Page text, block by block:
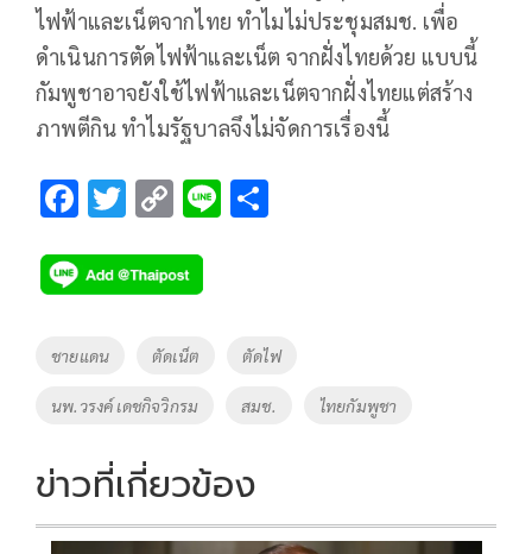
ไฟฟ้าและเน็ตจากไทย ทำไมไม่ประชุมสมช. เพื่อ
ดำเนินการตัดไฟฟ้าและเน็ต จากฝั่งไทยด้วย แบบนี้
กัมพูชาอาจยังใช้ไฟฟ้าและเน็ตจากฝั่งไทยแต่สร้าง
ภาพตีกิน ทำไมรัฐบาลจึงไม่จัดการเรื่องนี้
F
e
b
o
k
T
tt
er
C
p
y
Li
k
Li
Tags
ชายแดน ตัดเน็ต ตัดไฟ
นพ.วรงค์ เดชกิจวิกรม สมช. ไทยกัมพูชา
ข่าวที่เกี่ยวข้อง